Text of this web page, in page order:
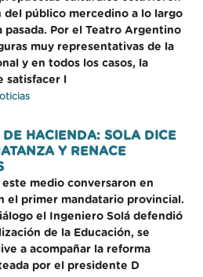
del público mercedino a lo largo
pasada. Por el Teatro Argentino
muy representativas de la
y en todos los casos, la
satisfacer l
DE HACIENDA: SOLA DICE
Y RENACE
este medio conversaron en
el primer mandatario provincial.
el Ingeniero Solá defendió
de la Educación, se
a acompañar la reforma
por el presidente D